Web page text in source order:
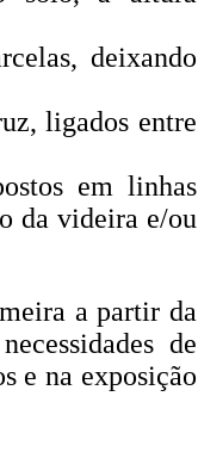
deixando
ligados entre
em linhas
da videira e/ou
a partir da
de
e na exposição